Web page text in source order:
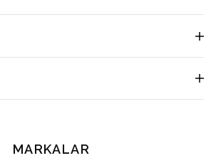
MARKALAR